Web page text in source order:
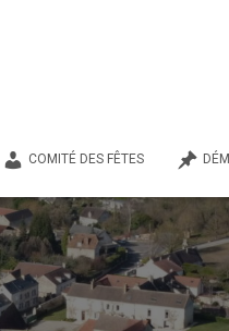
COMITÉ DES FÊTES